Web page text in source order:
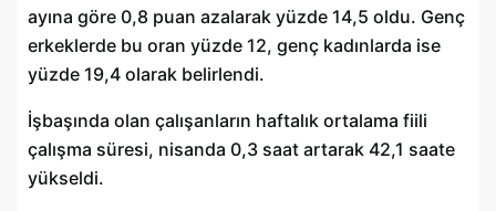
ayına göre 0,8 puan azalarak yüzde 14,5 oldu. Genç
erkeklerde bu oran yüzde 12, genç kadınlarda ise
yüzde 19,4 olarak belirlendi.
İşbaşında olan çalışanların haftalık ortalama fiili
çalışma süresi, nisanda 0,3 saat artarak 42,1 saate
yükseldi.